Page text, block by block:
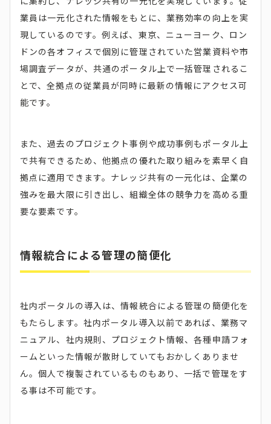
業員は一元化された情報をもとに、業務効率の向上を実
現しているのです。例えば、東京、ニューヨーク、ロン
ドンの各オフィスで個別に管理されていた営業資料や市
場調査データが、共通のポータル上で一括管理されるこ
とで、全拠点の従業員が同時に最新の情報にアクセス可
能です。
また、過去のプロジェクト事例や成功事例もポータル上
で共有できるため、他拠点の優れた取り組みを素早く自
拠点に適用できます。ナレッジ共有の一元化は、企業の
強みを最大限に引き出し、組織全体の競争力を高める重
要な要素です。
情報統合による管理の簡便化
社内ポータルの導入は、情報統合による管理の簡便化を
もたらします。社内ポータル導入以前であれば、業務マ
ニュアル、社内規則、プロジェクト情報、各種申請フォ
ームといった情報が散財していてもおかしくありませ
ん。個人で複製されているものもあり、一括で管理をす
る事は不可能です。